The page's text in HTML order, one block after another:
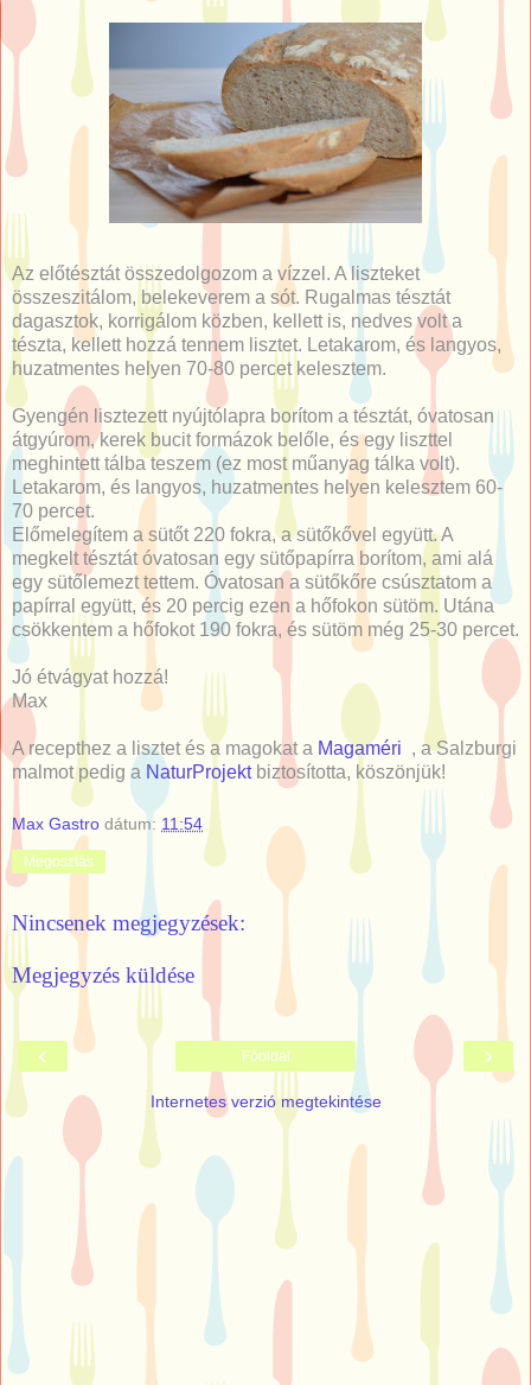
Az előtésztát összedolgozom a vízzel. A liszteket
összeszitálom, belekeverem a sót. Rugalmas tésztát
dagasztok, korrigálom közben, kellett is, nedves volt a
tészta, kellett hozzá tennem lisztet. Letakarom, és langyos,
huzatmentes helyen 70-80 percet kelesztem.
Gyengén lisztezett nyújtólapra borítom a tésztát, óvatosan
átgyúrom, kerek bucit formázok belőle, és egy liszttel
meghintett tálba teszem (ez most műanyag tálka volt).
Letakarom, és langyos, huzatmentes helyen kelesztem 60-
70 percet.
Előmelegítem a sütőt 220 fokra, a sütőkővel együtt. A
megkelt tésztát óvatosan egy sütőpapírra borítom, ami alá
egy sütőlemezt tettem. Óvatosan a sütőkőre csúsztatom a
papírral együtt, és 20 percig ezen a hőfokon sütöm. Utána
csökkentem a hőfokot 190 fokra, és sütöm még 25-30 percet.
Jó étvágyat hozzá!
Max
A recepthez a lisztet és a magokat a Magaméri , a Salzburgi
malmot pedig a NaturProjektbiztosította, köszönjük!
Max Gastro dátum: 11:54
Megosztás
Nincsenek megjegyzések:
Megjegyzés küldése
‹ ›
Főoldal
Internetes verzió megtekintése